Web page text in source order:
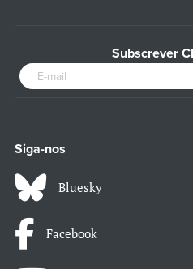
Subscrever
Siga-nos
Bluesky
Facebook